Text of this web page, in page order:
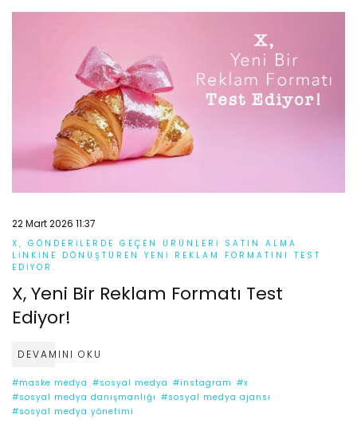
22 Mart 2026 11:37
X, GÖNDERILERDE GEÇEN ÜRÜNLERI SATIN ALMA
LINKINE DÖNÜŞTÜREN YENI REKLAM FORMATINI TEST
EDIYOR.
X, Yeni Bir Reklam Formatı Test
Ediyor!
DEVAMINI OKU
#maske medya #sosyal medya #instagram #x
#sosyal medya danışmanlığı #sosyal medya ajansı
#sosyal medya yönetimi